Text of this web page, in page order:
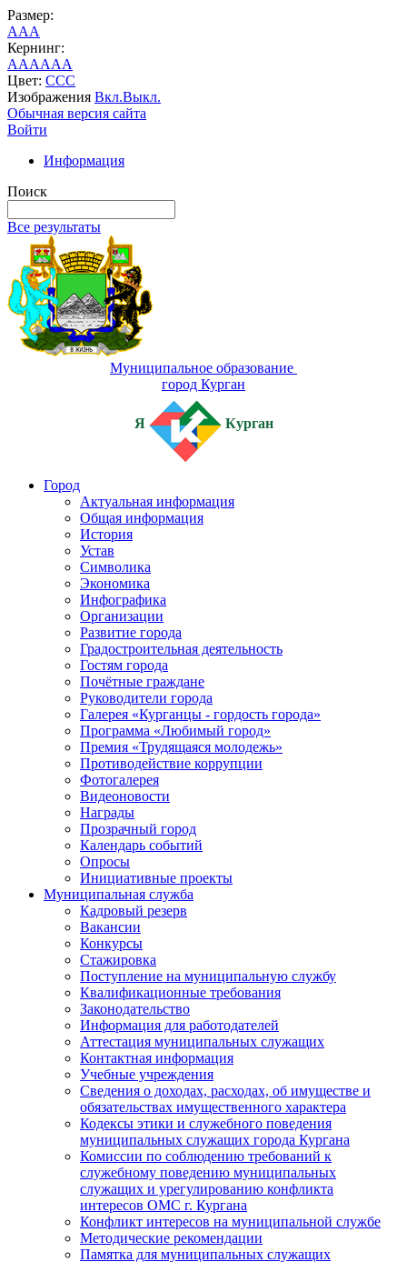
Размер:
AAA
Кернинг:
AAAAAA
Цвет: CCC
Изображения Вкл.Выкл.
Обычная версия сайта
Войти
Информация
Поиск
Все результаты
Муниципальное образование
город Курган
Я Курган
Город
Актуальная информация
Общая информация
История
Устав
Символика
Экономика
Инфографика
Организации
Развитие города
Градостроительная деятельность
Гостям города
Почётные граждане
Руководители города
Галерея «Курганцы - гордость города»
Программа «Любимый город»
Премия «Трудящаяся молодежь»
Противодействие коррупции
Фотогалерея
Видеоновости
Награды
Прозрачный город
Календарь событий
Опросы
Инициативные проекты
Муниципальная служба
Кадровый резерв
Вакансии
Конкурсы
Стажировка
Поступление на муниципальную службу
Квалификационные требования
Законодательство
Информация для работодателей
Аттестация муниципальных служащих
Контактная информация
Учебные учреждения
Сведения о доходах, расходах, об имуществе и
обязательствах имущественного характера
Кодексы этики и служебного поведения
муниципальных служащих города Кургана
Комиссии по соблюдению требований к
служебному поведению муниципальных
служащих и урегулированию конфликта
интересов ОМС г. Кургана
Конфликт интересов на муниципальной службе
Методические рекомендации
Памятка для муниципальных служащих